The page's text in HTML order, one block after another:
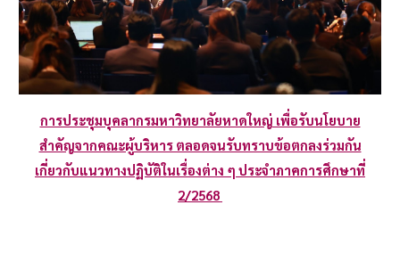
การประชุมบุคลากรมหาวิทยาลัยหาดใหญ่ เพื่อรับนโยบาย
สำคัญจากคณะผู้บริหาร ตลอดจนรับทราบข้อตกลงร่วมกัน
เกี่ยวกับแนวทางปฏิบัติในเรื่องต่าง ๆ ประจำภาคการศึกษาที่
2/2568